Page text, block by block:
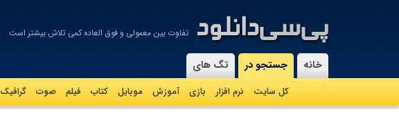
-
تفاوت بین معمولی و فوق العاده کمی تلاش بیشتر است
خانه جستجو در
کل سایت نرم افزار بازی آموزش موبايل کتاب فیلم صوت گرافيک
تگ های